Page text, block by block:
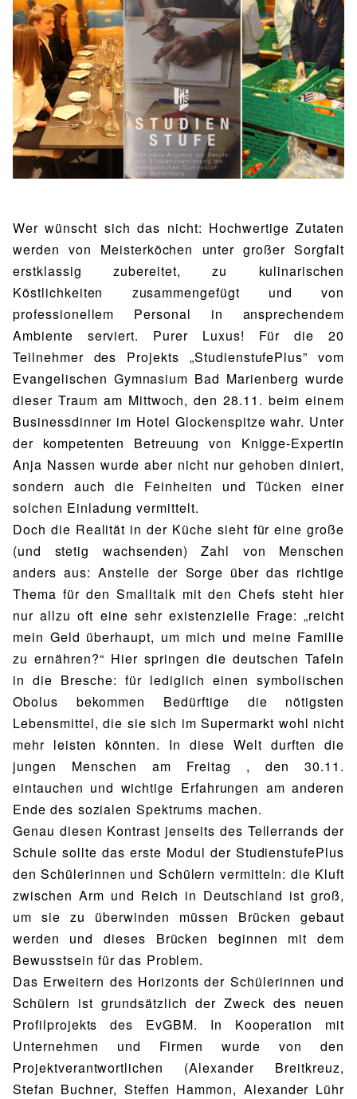
BIBLIOTHEK
Bibliothek Bibliothekskatalog
Schulbuchausleihe
Lehrmittelfreiheit
Buchempfehlungen
MENSA & BISTRO
Mensa & Bistro Speiseplan
Ernährungskonzept
Food Scouts
FAQs
SPORT
Sport als Leistungsfach Exkursionen
Wettkämpfe
Fachschaft
JtfO
Wer wünscht sich das nicht: Hochwertige Zutaten
werden von Meisterköchen unter großer Sorgfalt
erstklassig zubereitet, zu kulinarischen
Köstlichkeiten zusammengefügt und von
professionellem Personal in ansprechendem
Ambiente serviert. Purer Luxus! Für die 20
Teilnehmer des Projekts „StudienstufePlus” vom
Evangelischen Gymnasium Bad Marienberg wurde
dieser Traum am Mittwoch, den 28.11. beim einem
Businessdinner im Hotel Glockenspitze wahr. Unter
der kompetenten Betreuung von Knigge-Expertin
Anja Nassen wurde aber nicht nur gehoben diniert,
sondern auch die Feinheiten und Tücken einer
solchen Einladung vermittelt.
Doch die Realität in der Küche sieht für eine große
(und stetig wachsenden) Zahl von Menschen
anders aus: Anstelle der Sorge über das richtige
Thema für den Smalltalk mit den Chefs steht hier
nur allzu oft eine sehr existenzielle Frage: „reicht
mein Geld überhaupt, um mich und meine Familie
zu ernähren?“ Hier springen die deutschen Tafeln
in die Bresche: für lediglich einen symbolischen
Obolus bekommen Bedürftige die nötigsten
Lebensmittel, die sie sich im Supermarkt wohl nicht
mehr leisten könnten. In diese Welt durften die
jungen Menschen am Freitag , den 30.11.
eintauchen und wichtige Erfahrungen am anderen
Ende des sozialen Spektrums machen.
Genau diesen Kontrast jenseits des Tellerrands der
Schule sollte das erste Modul der StudienstufePlus
den Schülerinnen und Schülern vermitteln: die Kluft
zwischen Arm und Reich in Deutschland ist groß,
um sie zu überwinden müssen Brücken gebaut
werden und dieses Brücken beginnen mit dem
Bewusstsein für das Problem.
Das Erweitern des Horizonts der Schülerinnen und
Schülern ist grundsätzlich der Zweck des neuen
Profilprojekts des EvGBM. In Kooperation mit
Unternehmen und Firmen wurde von den
Projektverantwortlichen (Alexander Breitkreuz,
Stefan Buchner, Steffen Hammon, Alexander Lühr